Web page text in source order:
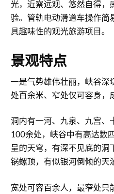
光，近察远观、悠然自得，
验。管轨电动滑道车操作简
具趣味性的观光旅游项目。
景观特点
一是气势雄伟壮丽，峡谷深
处百余米、窄处仅可容身，
洞内有一河、九泉、九宫、
100余处，峡谷中有高达数
呈的天穹，有深不见底的洞
锅螺顶，有似银河倒倾的天
宽处可容百余人，最窄处只